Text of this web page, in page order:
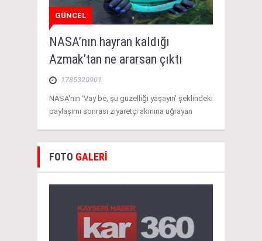
GÜNCEL
NASA’nın hayran kaldığı
Azmak’tan ne ararsan çıktı
1785320901
NASA'nın ‘Vay be, şu güzelliği yaşayın’ şeklindeki
paylaşımı sonrası ziyaretçi akınına uğrayan
FOTO GALERİ